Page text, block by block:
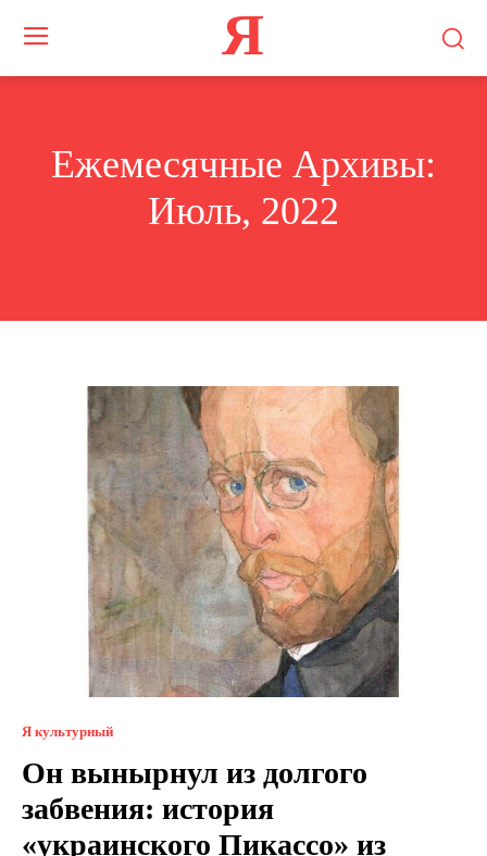
Я
Ежемесячные Архивы:
Июль, 2022
Я культурный
Он вынырнул из долгого
забвения: история
«украинского Пикассо» из